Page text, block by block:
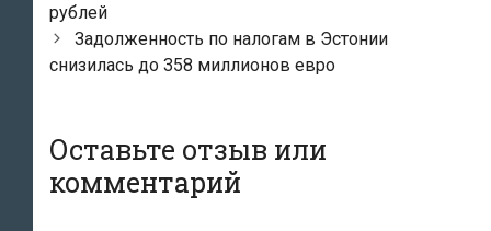
записям
рублей
Задолженность по налогам в Эстонии
снизилась до 358 миллионов евро
Оставьте отзыв или
комментарий